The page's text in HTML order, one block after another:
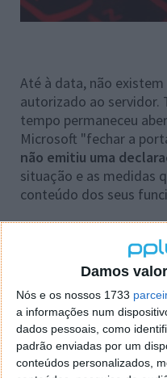
Damos
Nós e os nossos 1733
a informações num
dados pessoais, como
padrão enviadas por um
conteúdos personalizados,
Até à data, não
autorizado ao servidor.
tempo permaneceu
Microsoft "fechar a
não emitiu uma
situação e as medidas
conteúdo dos seus
A notícia surge poucas
uma
seus servidores, que
De acordo com os
ligado ao Kremlin,
emailde executivos
de cibersegurança,